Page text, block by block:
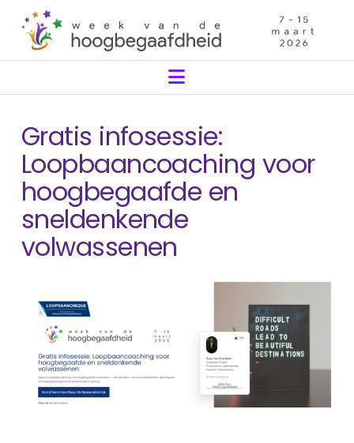
Navigation
Gratis infosessie:
Loopbaancoaching voor
hoogbegaafde en
sneldenkende
volwassenen